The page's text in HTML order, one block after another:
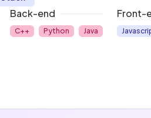
Back-end
C++ Python Java
Front-